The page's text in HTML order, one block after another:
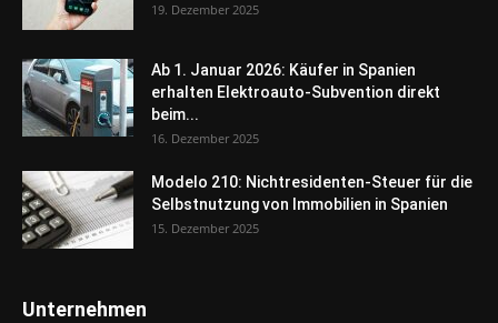
19. Dezember 2025
Ab 1. Januar 2026: Käufer in Spanien
erhalten Elektroauto-Subvention direkt
beim...
16. Dezember 2025
Modelo 210: Nichtresidenten-Steuer für die
Selbstnutzung von Immobilien in Spanien
15. Dezember 2025
Unternehmen